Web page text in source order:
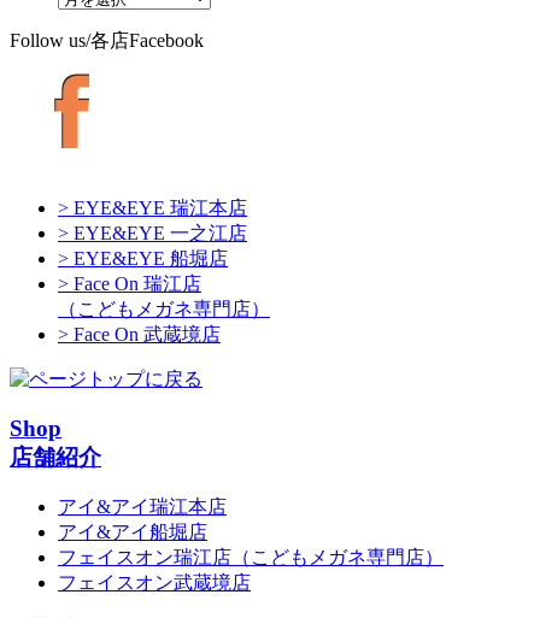
Follow us/各店Facebook
> EYE&EYE 瑞江本店
> EYE&EYE 一之江店
> EYE&EYE 船堀店
> Face On 瑞江店
（こどもメガネ専門店）
> Face On 武蔵境店
Shop
店舗紹介
アイ&アイ瑞江本店
アイ&アイ船堀店
フェイスオン瑞江店 （こどもメガネ専門店）
フェイスオン武蔵境店